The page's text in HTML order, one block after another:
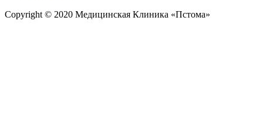
Copyright © 2020 Медицинская Клиника «Пстома»